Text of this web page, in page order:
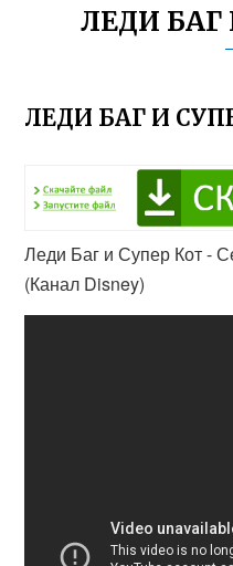
ЛЕДИ БАГ
ЛЕДИ БАГ И
Леди Баг и Супер Кот -
(Канал Disney)